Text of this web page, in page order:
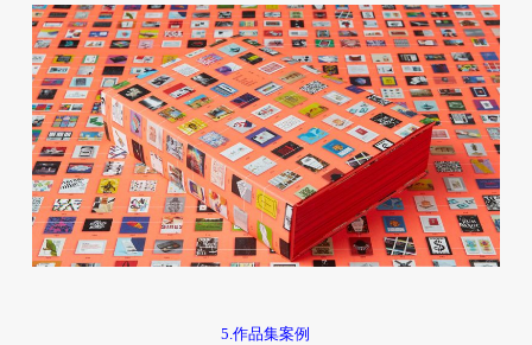
5.作品集案例